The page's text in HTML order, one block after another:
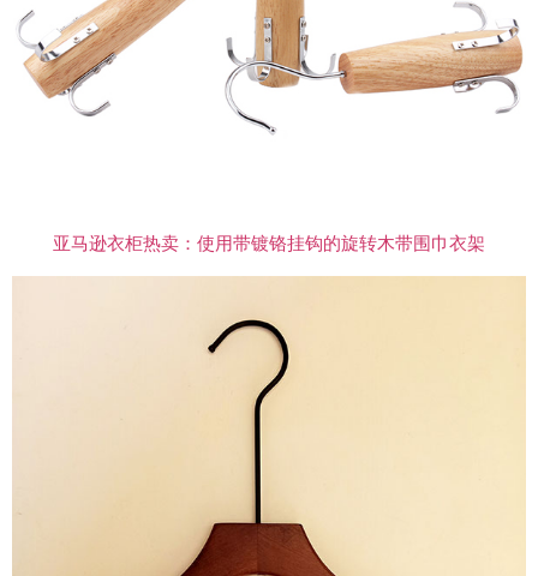
亚马逊衣柜热卖：使用带镀铬挂钩的旋转木带围巾衣架